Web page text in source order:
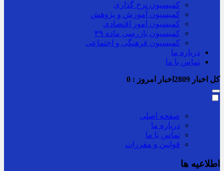
کمیسیون نرخ گذاری
کمیسیون آموزش و پژوهش
کمیسیون امور اقتصادی
کمیسیون بازرسی ماده ۳۹
کمیسیون فرهنگی و اجتماعی
درباره ما
تماس با ما
کل اخبار اخبار امروز : 0
صفحه اصلی
درباره ما
تماس با ما
قوانین و مقررات
اطلاعیه ها